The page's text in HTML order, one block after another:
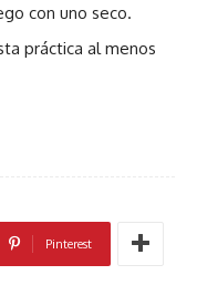
con uno seco.
práctica al menos
Pinterest